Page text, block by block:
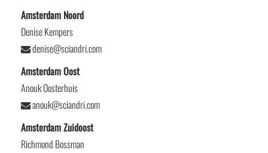
Amsterdam Noord
Denise Kempers
denise@sciandri.com
Amsterdam Oost
Anouk Oosterhuis
anouk@sciandri.com
Amsterdam Zuidoost
Richmond Bossman